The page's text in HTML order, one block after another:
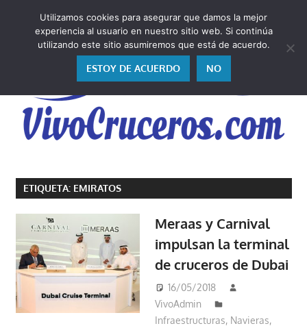
contenido
cruceros
como
los
vivo,
los
cuento
ETIQUETA: EMIRATOS
Meraas y Carnival
impulsan la terminal
de cruceros de Dubai
16/05/2018
VivoAdmin
Infraestructuras, Navieras,
Utilizamos cookies para asegurar que damos la mejor
experiencia al usuario en nuestro sitio web. Si continúa
utilizando este sitio asumiremos que está de acuerdo.
ESTOY DE ACUERDO NO